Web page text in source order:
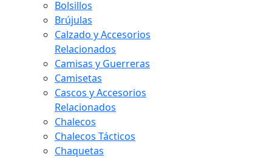
Bolsillos
Brújulas
Calzado y Accesorios
Relacionados
Camisas y Guerreras
Camisetas
Cascos y Accesorios
Relacionados
Chalecos
Chalecos Tácticos
Chaquetas